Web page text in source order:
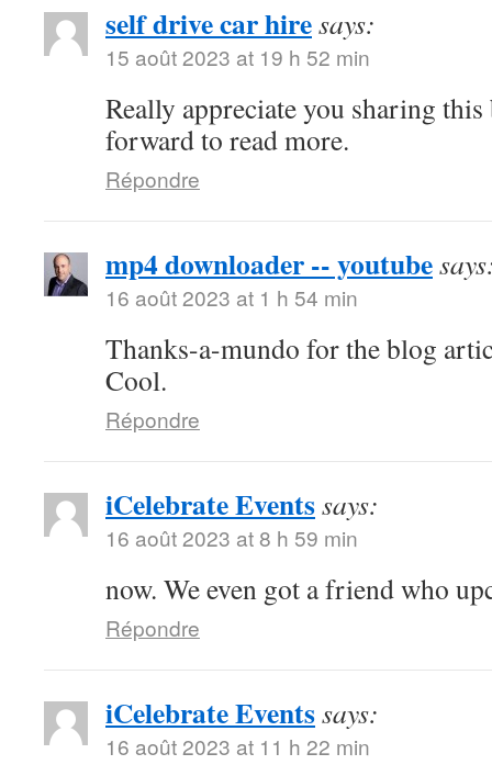
self drive car hiresays:
15 août 2023 at 19 h 52 min
Really appreciate you sharing
forward to read more.
Répondre
mp4 downloader -- youtube
16 août 2023 at 1 h 54 min
Thanks-a-mundo for the blog
Cool.
Répondre
iCelebrate Eventssays:
16 août 2023 at 8 h 59 min
now. We even got a friend who
Répondre
iCelebrate Eventssays:
16 août 2023 at 11 h 22 min